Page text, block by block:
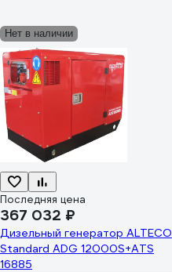
Нет в наличии
Последняя цена
367 032 ₽
Дизельный генератор ALTECO
Standard ADG 12000S+ATS
16885